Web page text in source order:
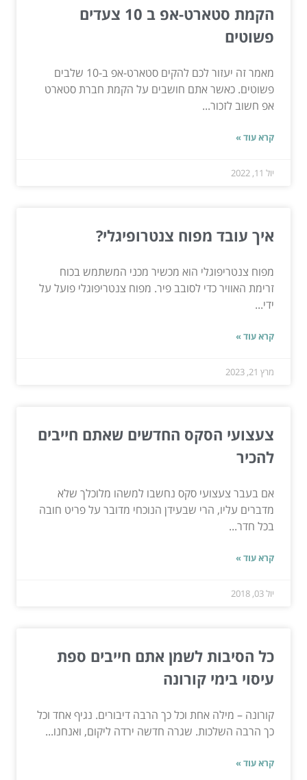
הקמת סטארט-אפ ב 10 צעדים
פשוטים
מאמר זה יעזור לכם להקים סטארט-אפ ב-10 שלבים
פשוטים. כאשר אתם חושבים על הקמת חברת סטארט
אפ חשוב לזכור...
קרא עוד »
יול 11, 2022
איך עובד מפוח צנטרופיגלי?
מפוח צנטריפוגלי הוא מכשיר מכני המשתמש בכוח
זרימת האוויר כדי לסובב פיר. מפוח צנטריפוגלי פועל על
ידי...
קרא עוד »
מרץ 21, 2023
צעצועי הסקס החדשים שאתם חייבים
להכיר
אם בעבר צעצועי סקס נחשבו למשהו מלוכלך שלא
מדברים עליו, הרי שבעידן הנוכחי מדובר על פריט חובה
בכל חדר...
קרא עוד »
יול 03, 2018
כל הסיבות לשמן אתם חייבים ספת
עיסוי בימי קורונה
קורונה – מילה אחת וכל כך הרבה דיבורים. נגיף אחד וכל
כך הרבה השלכות. שגרה חדשה ירדה ליקום, ואנחנו...
קרא עוד »